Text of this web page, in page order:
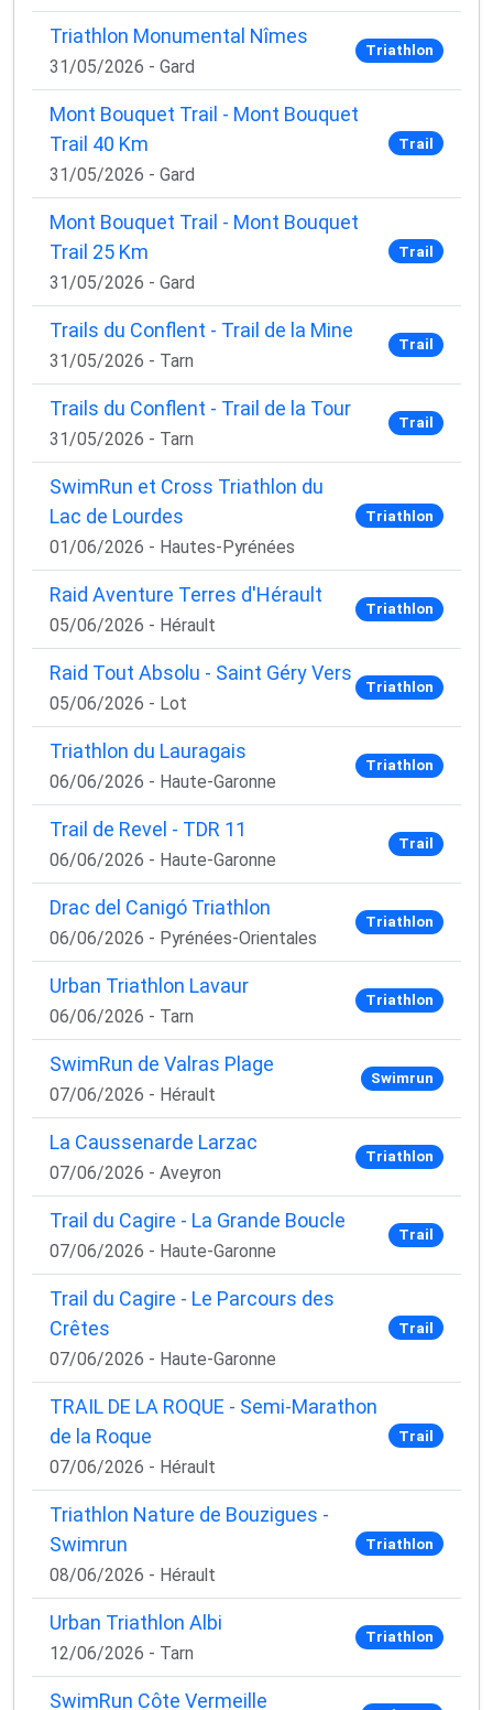
Triathlon Monumental Nîmes
31/05/2026 - Gard
Triathlon
Mont Bouquet Trail - Mont Bouquet
Trail 40 Km
31/05/2026 - Gard
Trail
Mont Bouquet Trail - Mont Bouquet
Trail 25 Km
31/05/2026 - Gard
Trail
Trails du Conflent - Trail de la Mine
31/05/2026 - Tarn
Trail
Trails du Conflent - Trail de la Tour
31/05/2026 - Tarn
Trail
SwimRun et Cross Triathlon du
Lac de Lourdes
01/06/2026 - Hautes-Pyrénées
Triathlon
Raid Aventure Terres d'Hérault
05/06/2026 - Hérault
Triathlon
Raid Tout Absolu - Saint Géry Vers
05/06/2026 - Lot
Triathlon
Triathlon du Lauragais
06/06/2026 - Haute-Garonne
Triathlon
Trail de Revel - TDR 11
06/06/2026 - Haute-Garonne
Trail
Drac del Canigó Triathlon
06/06/2026 - Pyrénées-Orientales
Triathlon
Urban Triathlon Lavaur
06/06/2026 - Tarn
Triathlon
SwimRun de Valras Plage
07/06/2026 - Hérault
Swimrun
La Caussenarde Larzac
07/06/2026 - Aveyron
Triathlon
Trail du Cagire - La Grande Boucle
07/06/2026 - Haute-Garonne
Trail
Trail du Cagire - Le Parcours des
Crêtes
07/06/2026 - Haute-Garonne
Trail
TRAIL DE LA ROQUE - Semi-Marathon
de la Roque
07/06/2026 - Hérault
Trail
Triathlon Nature de Bouzigues -
Swimrun
08/06/2026 - Hérault
Triathlon
Urban Triathlon Albi
12/06/2026 - Tarn
Triathlon
SwimRun Côte Vermeille